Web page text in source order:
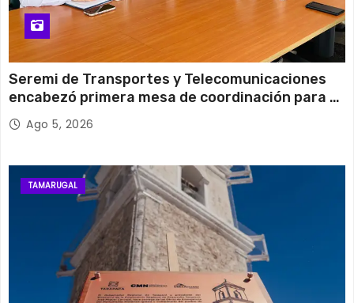
Seremi de Transportes y Telecomunicaciones
encabezó primera mesa de coordinación para el
retiro de cables en desuso en Iquique
Ago 5, 2026
TAMARUGAL